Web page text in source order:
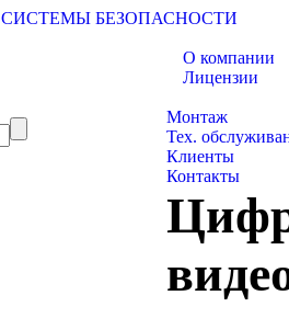
БЕЗОПАСНОСТИ
О компании
Лицензии
Монтаж
Тех.
Клиенты
Контакты